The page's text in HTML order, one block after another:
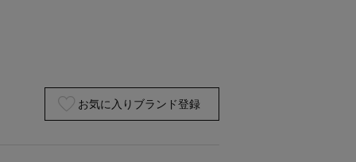
お気に入りブランド登録